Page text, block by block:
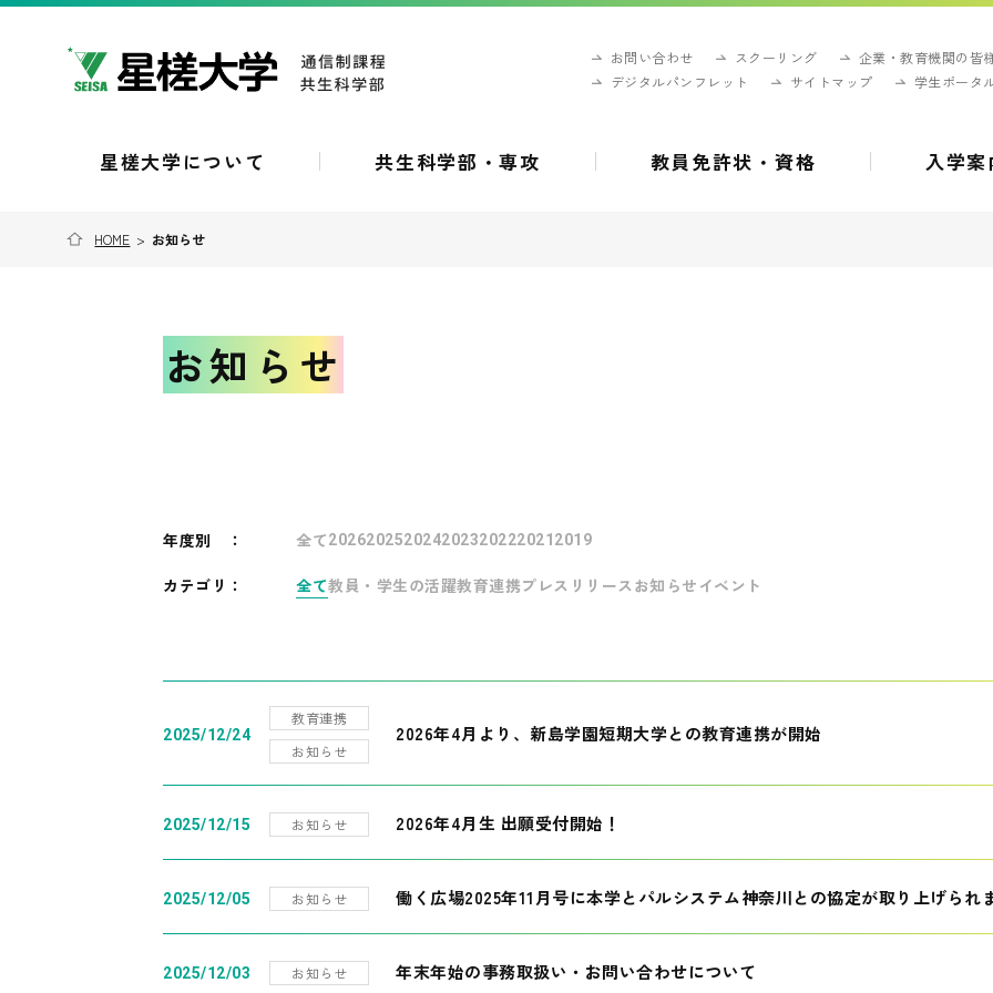
お問い合わせ スクーリング
企業・教育機関の皆
デジタルパンフレット
サイトマップ 学生ポータ
星槎大学について 共生科学部・専攻 教員免許状・資格 入学案
HOME > お知らせ
お知らせ
年度別 ： 全て202620252024202320222021 2019
カテゴリ： 全て教員・学生の活躍教育連携プレスリリース お知らせ イベント
2025/12/24
教育連携
お知らせ
2026年4月より、新島学園短期大学との教育連携が開始
2025/12/15 お知らせ 2026年4月生 出願受付開始！
2025/12/05 お知らせ 働く広場2025年11月号に本学とパルシステム神奈川との協定が取り上げられ
2025/12/03 お知らせ 年末年始の事務取扱い・お問い合わせについて